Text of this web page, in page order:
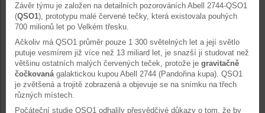
Závěr týmu je založen na detailních pozorováních Abell 2744-QSO1
(QSO1), prototypu malé červené tečky, která existovala pouhých
700 milionů let po Velkém třesku.
Ačkoliv má QSO1 průměr pouze 1 300 světelných let a její světlo
putuje vesmírem již více než 13 miliard let, je snazší ji studovat než
většinu ostatních malých červených teček, protože je gravitačně
čočkovaná galaktickou kupou Abell 2744 (Pandořina kupa). QSO1
je zvětšená a trojitě zobrazená a objevuje se na snímku na třech
různých místech.
Počáteční studie QSO1 odhalily přesvědčivé důkazy o tom, že by